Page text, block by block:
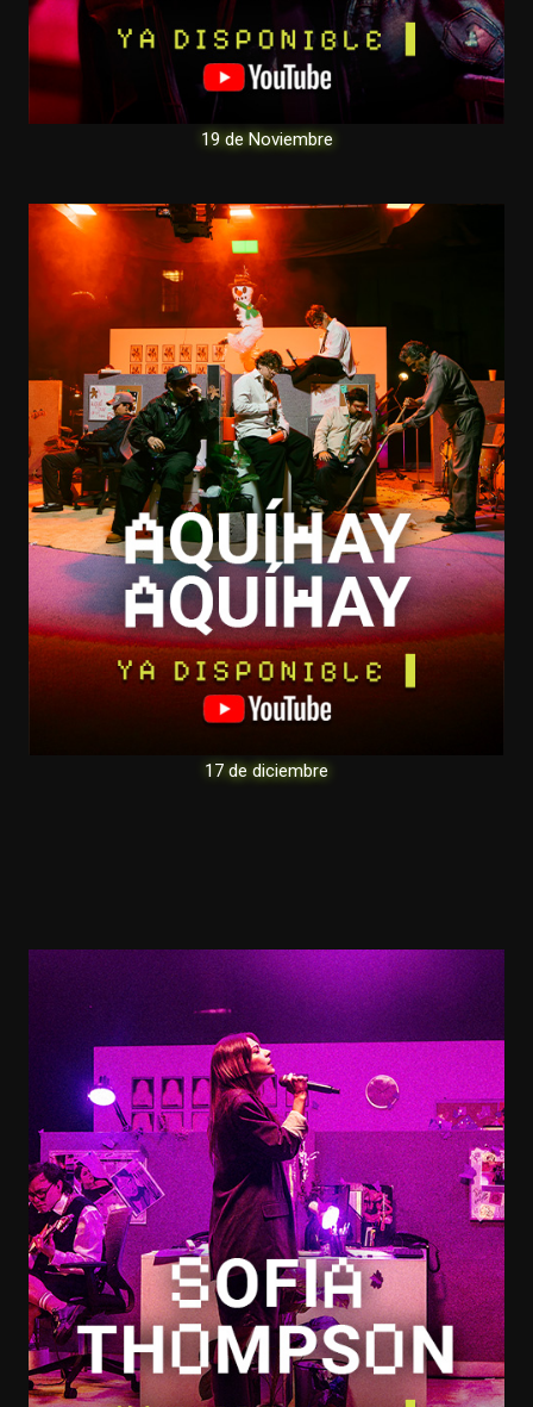
19 de Noviembre
17 de diciembre